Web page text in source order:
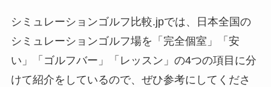
シミュレーションゴルフ比較.jpでは、日本全国の
シミュレーションゴルフ場を「完全個室」「安
い」「ゴルフバー」「レッスン」の4つの項目に分
けて紹介をしているので、ぜひ参考にしてくださ